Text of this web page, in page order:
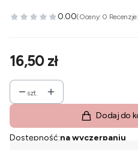
0.00(Oceny: 0
Cena
16,50 zł
szt.
Dodaj do
Dostępność:na wyczerpaniu